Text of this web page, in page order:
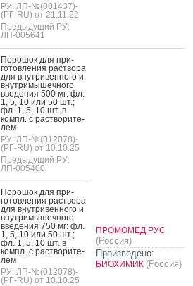
РУ: ЛП-№(001437)-
(РГ-RU) от 21.11.22
Предыдущий РУ:
ЛП-005641
По­рошок для при­
готов­ле­ния рас­тво­ра
для внут­ри­вен­но­го и
внут­ри­мышеч­но­го
вве­дения 500 мг: фл.
1, 5, 10 или 50 шт.;
фл. 1, 5, 10 шт. в
компл. с рас­тво­рите­
лем
РУ: ЛП-№(012078)-
(РГ-RU) от 10.10.25
Предыдущий РУ:
ЛП-005400
По­рошок для при­
готов­ле­ния рас­тво­ра
для внут­ри­вен­но­го и
внут­ри­мышеч­но­го
вве­дения 750 мг: фл.
1, 5, 10 или 50 шт.;
фл. 1, 5, 10 шт. в
компл. с рас­тво­рите­
лем
РУ: ЛП-№(012078)-
(РГ-RU) от 10.10.25
ПРОМОМЕД РУС
(Россия)
Произведено:
БИОХИМИК (Россия)